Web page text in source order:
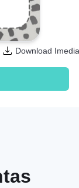
Download